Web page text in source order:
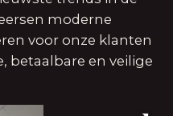
moderne
voor onze klanten
betaalbare en veilige